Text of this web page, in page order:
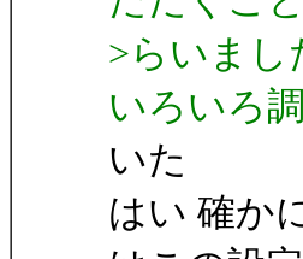
>らいまし
いろいろ
いた
はい 確か